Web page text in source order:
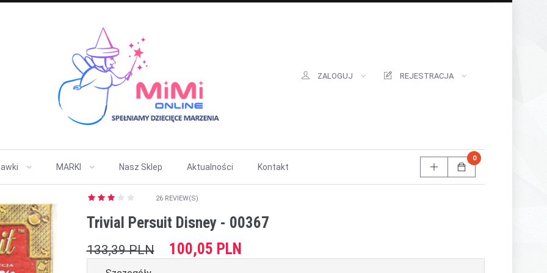
ZALOGUJ REJESTRACJA
MARKI Nasz Sklep Aktualności Kontakt
0
26 REVIEW(S)
Trivial Persuit Disney - 00367
133,39 PLN 100,05 PLN